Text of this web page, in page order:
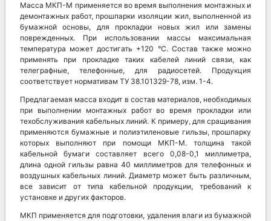
Масса МКП-М применяется во время выполнения монтажных и
демонтажных работ, прошпарки изоляции жил, выполненной из
бумажной основы, для прокладки новых жил или замены
поврежденных. При использовании массы максимальная
температура может достигать +120 °С. Состав также можно
применять при прокладке таких кабелей линий связи, как
телеграфные, телефонные, для радиосетей. Продукция
соответствует нормативам ТУ 38.101329-78, изм. 1-4.
Предлагаемая масса входит в состав материалов, необходимых
при выполнении монтажных работ во время прокладки или
техобслуживания кабельных линий. К примеру, для сращивания
применяются бумажные и полиэтиленовые гильзы, прошпарку
которых выполняют при помощи МКП-М. толщина такой
кабельной бумаги составляет всего 0,08-0,1 миллиметра,
длина одной гильзы равна 40 миллиметров для телефонных и
воздушных кабельных линий. Диаметр может быть различным,
все зависит от типа кабельной продукции, требований к
установке и других факторов.
МКП применяется для подготовки, удаления влаги из бумажной